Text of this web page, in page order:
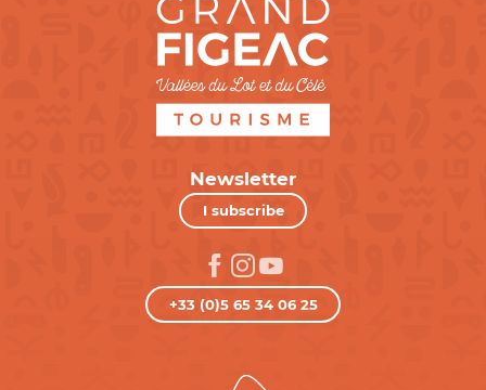
Newsletter
I subscribe
+33 (0)5 65 34 06 25